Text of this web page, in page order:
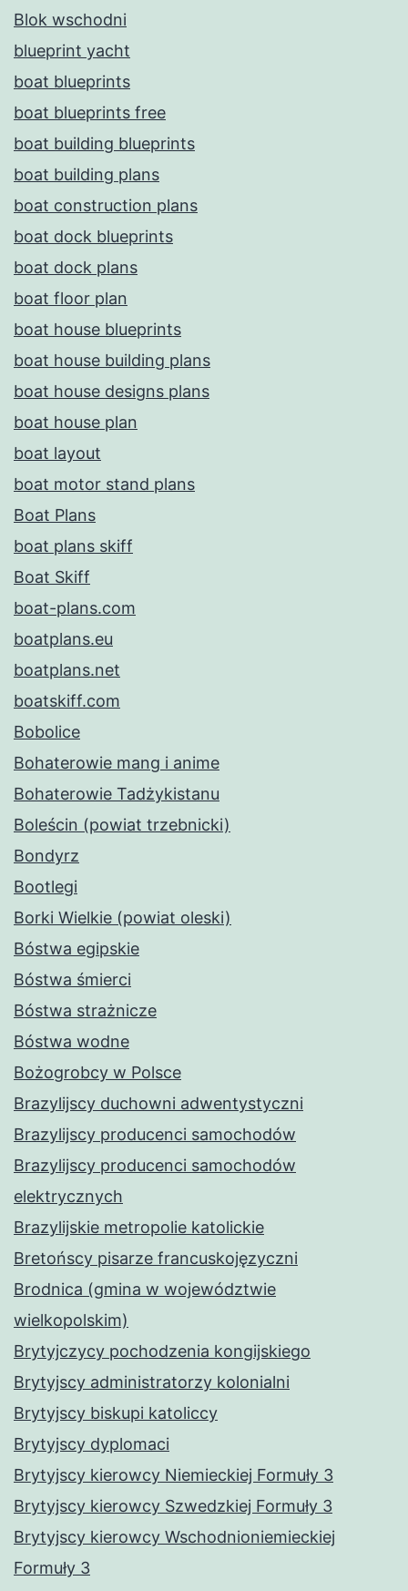
Blok wschodni
blueprint yacht
boat blueprints
boat blueprints free
boat building blueprints
boat building plans
boat construction plans
boat dock blueprints
boat dock plans
boat floor plan
boat house blueprints
boat house building plans
boat house designs plans
boat house plan
boat layout
boat motor stand plans
Boat Plans
boat plans skiff
Boat Skiff
boat-plans.com
boatplans.eu
boatplans.net
boatskiff.com
Bobolice
Bohaterowie mang i anime
Bohaterowie Tadżykistanu
Boleścin (powiat trzebnicki)
Bondyrz
Bootlegi
Borki Wielkie (powiat oleski)
Bóstwa egipskie
Bóstwa śmierci
Bóstwa strażnicze
Bóstwa wodne
Bożogrobcy w Polsce
Brazylijscy duchowni adwentystyczni
Brazylijscy producenci samochodów
Brazylijscy producenci samochodów
elektrycznych
Brazylijskie metropolie katolickie
Bretońscy pisarze francuskojęzyczni
Brodnica (gmina w województwie
wielkopolskim)
Brytyjczycy pochodzenia kongijskiego
Brytyjscy administratorzy kolonialni
Brytyjscy biskupi katoliccy
Brytyjscy dyplomaci
Brytyjscy kierowcy Niemieckiej Formuły 3
Brytyjscy kierowcy Szwedzkiej Formuły 3
Brytyjscy kierowcy Wschodnioniemieckiej
Formuły 3